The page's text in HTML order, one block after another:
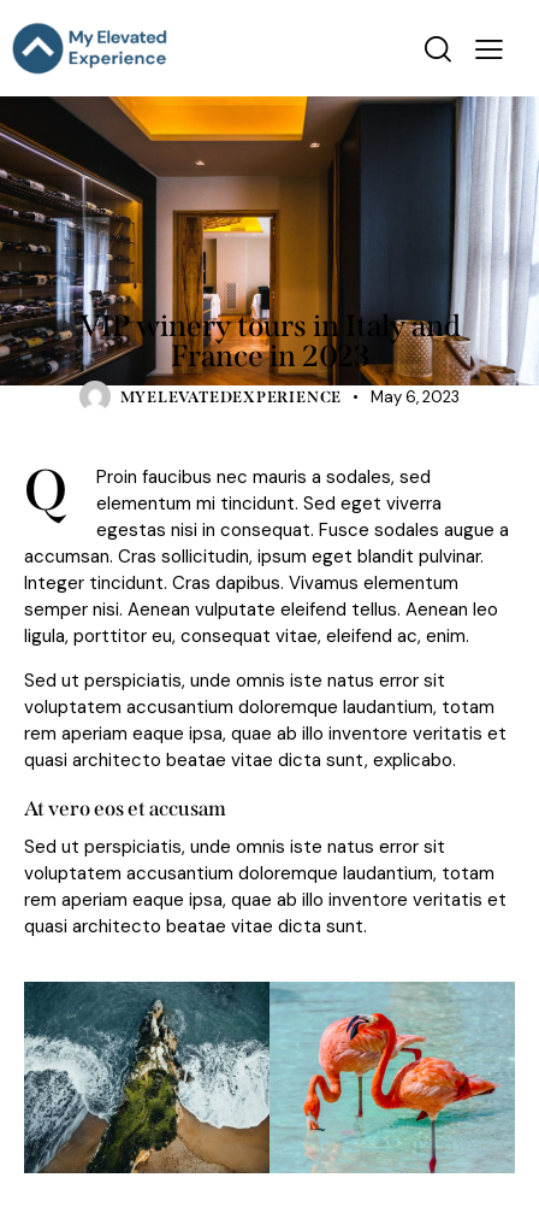
RESORTS
VIP winery tours in Italy and
France in 2023
MYELEVATEDEXPERIENCE May 6, 2023
Q
Proin faucibus nec mauris a sodales, sed
elementum mi tincidunt. Sed eget viverra
egestas nisi in consequat. Fusce sodales augue a
accumsan. Cras sollicitudin, ipsum eget blandit pulvinar.
Integer tincidunt. Cras dapibus. Vivamus elementum
semper nisi. Aenean vulputate eleifend tellus. Aenean leo
ligula, porttitor eu, consequat vitae, eleifend ac, enim.
Sed ut perspiciatis, unde omnis iste natus error sit
voluptatem accusantium doloremque laudantium, totam
rem aperiam eaque ipsa, quae ab illo inventore veritatis et
quasi architecto beatae vitae dicta sunt, explicabo.
At vero eos et accusam
Sed ut perspiciatis, unde omnis iste natus error sit
voluptatem accusantium doloremque laudantium, totam
rem aperiam eaque ipsa, quae ab illo inventore veritatis et
quasi architecto beatae vitae dicta sunt.